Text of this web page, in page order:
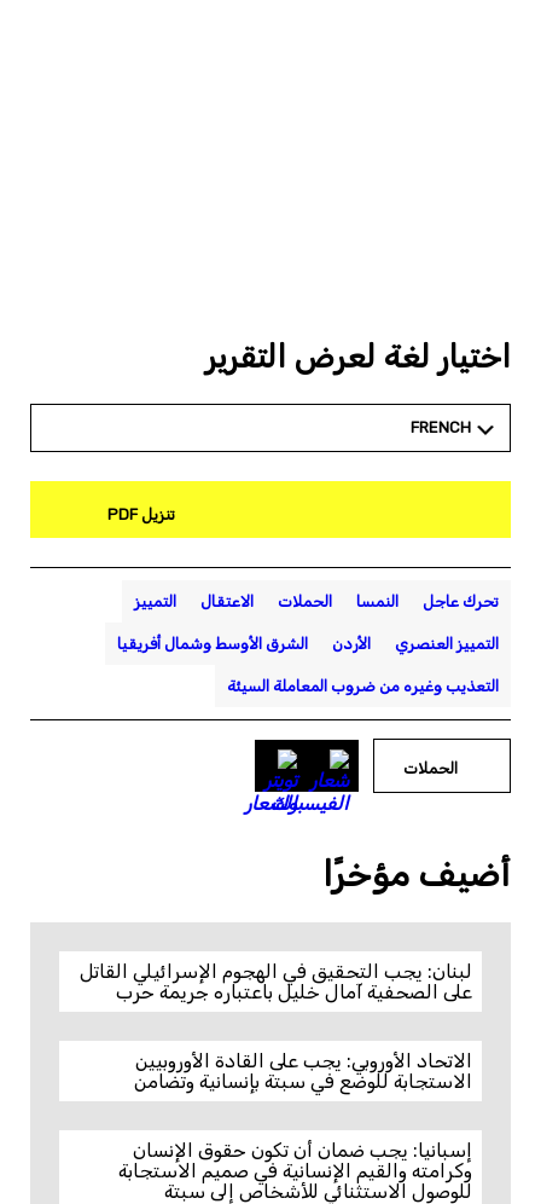
اختيار لغة لعرض التقرير
FRENCH
تنزيل PDF
تحرك عاجل النمسا الحملات الاعتقال التمييز
التمييز العنصري الأردن الشرق الأوسط وشمال أفريقيا
التعذيب وغيره من ضروب المعاملة السيئة
الحملات
أضيف مؤخرًا
لبنان: يجب التحقيق في الهجوم الإسرائيلي القاتل
على الصحفية آمال خليل باعتباره جريمة حرب
الاتحاد الأوروبي: يجب على القادة الأوروبيين
الاستجابة للوضع في سبتة بإنسانية وتضامن
إسبانيا: يجب ضمان أن تكون حقوق الإنسان
وكرامته والقيم الإنسانية في صميم الاستجابة
للوصول الاستثنائي للأشخاص إلى سبتة